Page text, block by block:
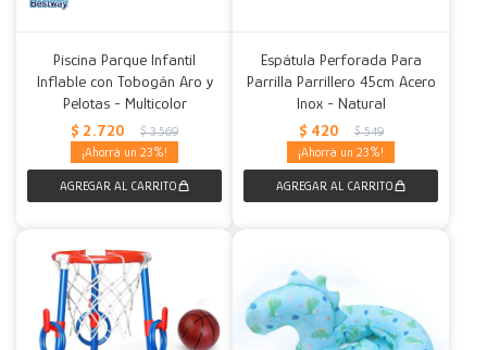
Piscina Parque Infantil
Inflable con Tobogán Aro y
Pelotas - Multicolor
$ 2.720 $ 3.569
23
Espátula Perforada Para
Parrilla Parrillero 45cm Acero
Inox - Natural
$ 420 $ 549
23